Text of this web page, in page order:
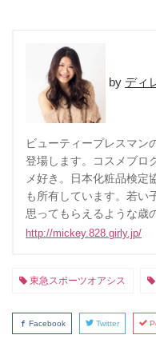
ディ
ビューティープレスマン
登場します。コスメブロ
メ好き。日本化粧品検定
も所有しています。若い
思ってもらえるような歳
http://mickey.828.girly.jp/
東急スポーツオアシス
Facebook Twitter